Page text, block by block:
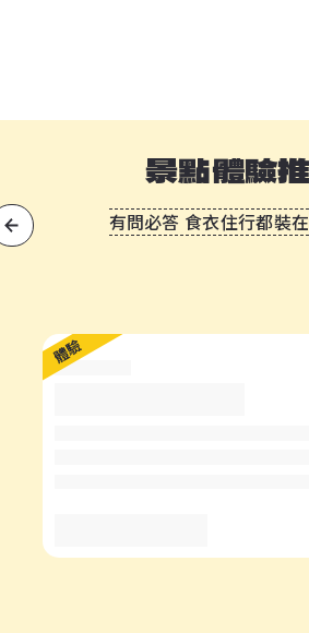
景點體驗
有問必答 食衣住行都裝
體驗